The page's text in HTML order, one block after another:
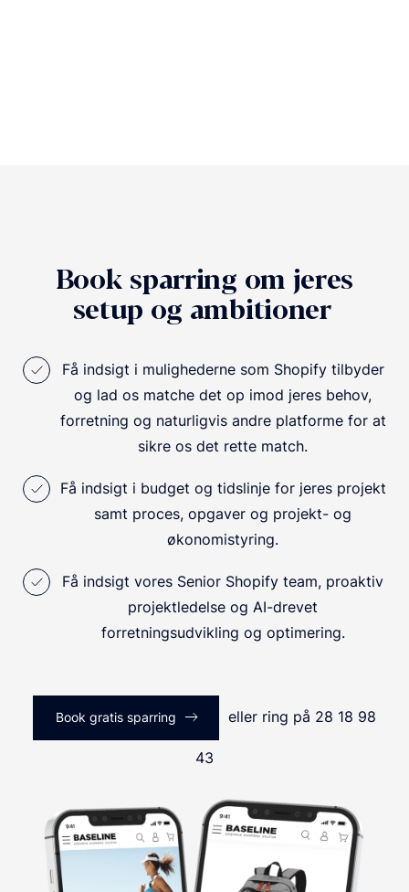
Book sparring om jeres
setup og ambitioner
Få indsigt i mulighederne som Shopify tilbyder
og lad os matche det op imod jeres behov,
forretning og naturligvis andre platforme for at
sikre os det rette match.
Få indsigt i budget og tidslinje for jeres projekt
samt proces, opgaver og projekt- og
økonomistyring.
Få indsigt vores Senior Shopify team, proaktiv
projektledelse og AI-drevet
forretningsudvikling og optimering.
Book gratis sparring eller ring på 28 18 98
43